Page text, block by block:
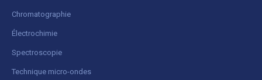
Chromatographie
Électrochimie
Spectroscopie
Technique micro-ondes